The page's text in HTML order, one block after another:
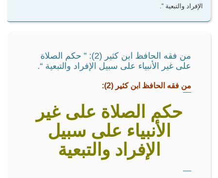
الإفراد والتبعية “.
من فقه الحافظ ابن كثير (2): ” حكم الصلاة
على غير الأنبياء على سبيل الإفراد والتبعية “.
من فقه الحافظ ابن كثير (2):
حكم الصلاة على غير
الأنبياء على سبيل
الإفراد والتبعية